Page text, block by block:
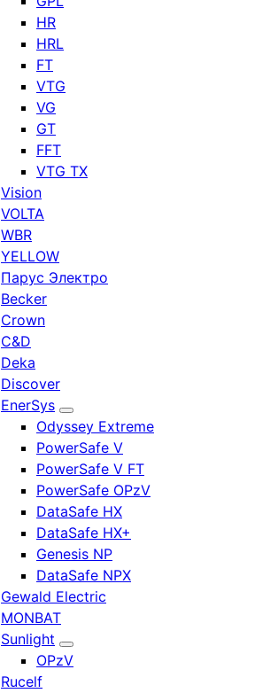
HR
HRL
FT
VTG
VG
GT
FFT
VTG TX
Vision
VOLTA
WBR
YELLOW
Парус Электро
Becker
Crown
C&D
Deka
Discover
EnerSys
Odyssey Extreme
PowerSafe V
PowerSafe V FT
PowerSafe OPzV
DataSafe HX
DataSafe HX+
Genesis NP
DataSafe NPX
Gewald Electric
MONBAT
Sunlight
OPzV
Rucelf